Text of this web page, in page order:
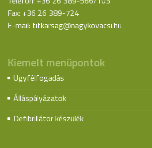
Fax: +36 26 389-724
E-mail: titkarsag@nagykovacsi.hu
Kiemelt menüpontok
Ügyfélfogadás
Álláspályázatok
Defibrillátor készülék